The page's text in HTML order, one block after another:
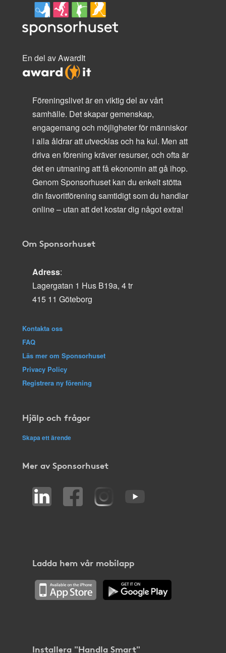
En del av AwardIt
Föreningslivet är en viktig del av vårt
samhälle. Det skapar gemenskap,
engagemang och möjligheter för människor
i alla åldrar att utvecklas och ha kul. Men att
driva en förening kräver resurser, och ofta är
det en utmaning att få ekonomin att gå ihop.
Genom Sponsorhuset kan du enkelt stötta
din favoritförening samtidigt som du handlar
online – utan att det kostar dig något extra!
Om Sponsorhuset
Adress:
Lagergatan 1 Hus B19a, 4 tr
415 11 Göteborg
Kontakta oss
FAQ
Läs mer om Sponsorhuset
Privacy Policy
Registrera ny förening
Hjälp och frågor
Skapa ett ärende
Mer av Sponsorhuset
Ladda hem vår mobilapp
Installera "Handla Smart"